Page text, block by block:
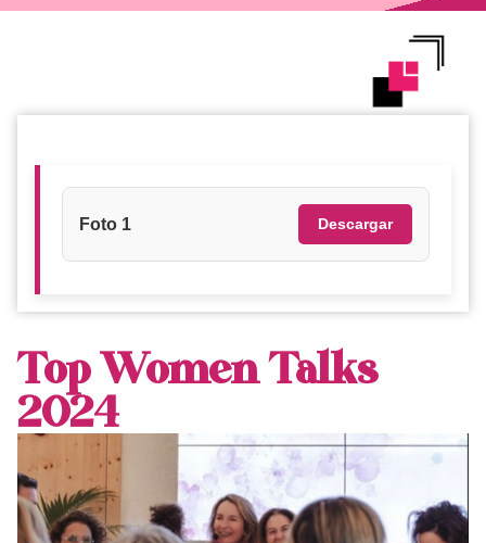
Foto 1 Descargar
Top Women Talks
2024